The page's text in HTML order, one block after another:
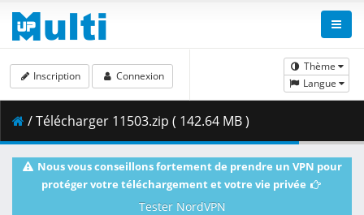
Thème
Langue
Inscription Connexion
/ Télécharger 11503.zip ( 142.64 MB )
Nous vous conseillons fortement de prendre un VPN pour
protéger votre téléchargement et votre vie privée
Tester NordVPN